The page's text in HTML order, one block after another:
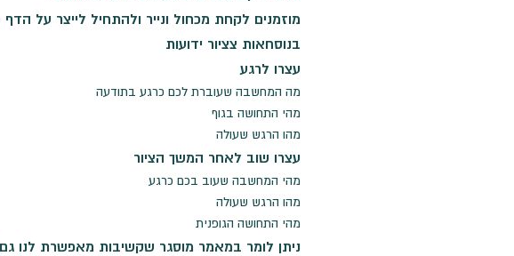
מוזמנים לקחת מכחול ונייר ולהתחיל לייצר על הדף
בנוסחאות צציור ידועות
עצרו לרגע
מה המחשבה שעוברת לכם כרגע בתודעה
מהי התחושה בגוף
מהו הרגש שעולה
עצרו שוב לאחר המשך הציור
מהי המחשבה שעוב בכם כרגע
מהו הרגש שעולה
מהי התחושה הגופנית
ניתן לומר במאמר מוסגר שקשיבות מאפשרת לנו